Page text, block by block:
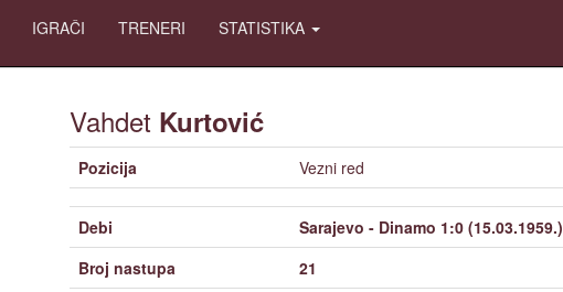
IGRAČI TRENERI STATISTIKA
Vahdet Kurtović
Pozicija Vezni red
Debi
Sarajevo - Dinamo 1:0 (15.03.1959.)
Broj nastupa
21